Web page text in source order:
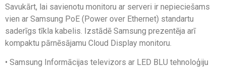
Savukārt, lai savienotu monitoru ar serveri ir nepieciešams
vien ar Samsung PoE (Power over Ethernet) standartu
saderīgs tīkla kabelis. Izstādē Samsung prezentēja arī
kompaktu pārnēsājamu Cloud Display monitoru.
• Samsung Informācijas televizors ar LED BLU tehnoloģiju